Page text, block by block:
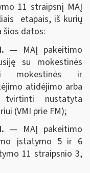
11 straipsnį MAĮ
etapais, iš kurių
šios datos:
— MAĮ pakeitimo
su mokestinės
mokestinės ir
atidėjimo arba
tvirtinti nustatyta
(VMI prie FM);
— MAĮ pakeitimo
įstatymo 5 ir 6
11 straipsnio 3,